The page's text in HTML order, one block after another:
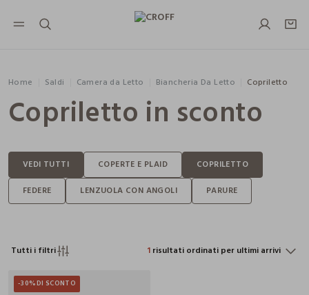
NAVIGATION.ARIA.GOTOMAINCONTENT
Home Saldi Camera da Letto Biancheria Da Letto Copriletto
Copriletto in sconto
Tutti i filtri 1 risultati ordinati per ultimi arrivi
-30%DI SCONTO